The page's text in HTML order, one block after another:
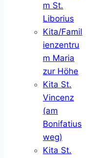
m St.
Liborius
Kita/Famil
ienzentru
m Maria
zur Höhe
Kita St.
Vincenz
(am
Bonifatius
weg)
Kita St.